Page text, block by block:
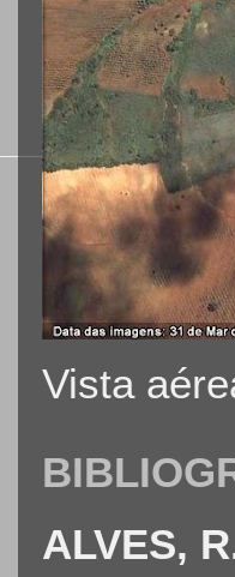
Vista
ALVES,